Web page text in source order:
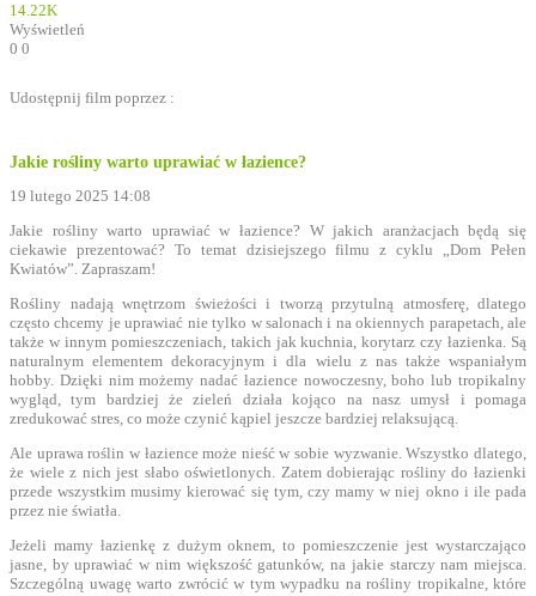
14.22K
Wyświetleń
0 0
Udostępnij film poprzez :
Jakie rośliny warto uprawiać w łazience?
19 lutego 2025 14:08
Jakie rośliny warto uprawiać w łazience? W jakich aranżacjach będą się
ciekawie prezentować? To temat dzisiejszego filmu z cyklu „Dom Pełen
Kwiatów”. Zapraszam!
Rośliny nadają wnętrzom świeżości i tworzą przytulną atmosferę, dlatego
często chcemy je uprawiać nie tylko w salonach i na okiennych parapetach, ale
także w innym pomieszczeniach, takich jak kuchnia, korytarz czy łazienka. Są
naturalnym elementem dekoracyjnym i dla wielu z nas także wspaniałym
hobby. Dzięki nim możemy nadać łazience nowoczesny, boho lub tropikalny
wygląd, tym bardziej że zieleń działa kojąco na nasz umysł i pomaga
zredukować stres, co może czynić kąpiel jeszcze bardziej relaksującą.
Ale uprawa roślin w łazience może nieść w sobie wyzwanie. Wszystko dlatego,
że wiele z nich jest słabo oświetlonych. Zatem dobierając rośliny do łazienki
przede wszystkim musimy kierować się tym, czy mamy w niej okno i ile pada
przez nie światła.
Jeżeli mamy łazienkę z dużym oknem, to pomieszczenie jest wystarczająco
jasne, by uprawiać w nim większość gatunków, na jakie starczy nam miejsca.
Szczególną uwagę warto zwrócić w tym wypadku na rośliny tropikalne, które